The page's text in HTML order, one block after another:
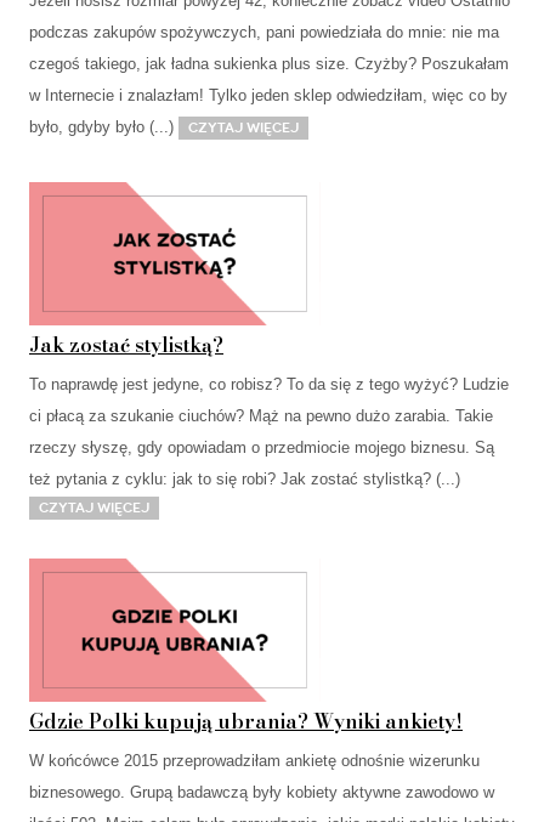
podczas zakupów spożywczych, pani powiedziała do mnie: nie ma
czegoś takiego, jak ładna sukienka plus size. Czyżby? Poszukałam
w Internecie i znalazłam! Tylko jeden sklep odwiedziłam, więc co by
było, gdyby było (...)
Czytaj więcej
Jak zostać stylistką?
To naprawdę jest jedyne, co robisz? To da się z tego wyżyć? Ludzie
ci płacą za szukanie ciuchów? Mąż na pewno dużo zarabia. Takie
rzeczy słyszę, gdy opowiadam o przedmiocie mojego biznesu. Są
też pytania z cyklu: jak to się robi? Jak zostać stylistką? (...)
Czytaj więcej
Gdzie Polki kupują ubrania? Wyniki ankiety!
W końcówce 2015 przeprowadziłam ankietę odnośnie wizerunku
biznesowego. Grupą badawczą były kobiety aktywne zawodowo w